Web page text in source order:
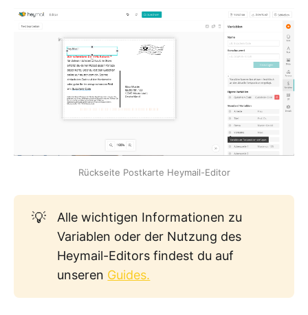
Rückseite Postkarte Heymail-Editor
💡
Alle wichtigen Informationen zu
Variablen oder der Nutzung des
Heymail-Editors findest du auf
unseren Guides.